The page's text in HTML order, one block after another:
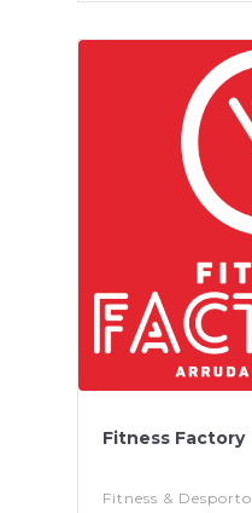
Fitness Factory
Fitness & Desporto